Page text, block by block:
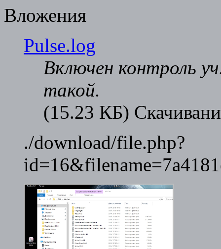
Вложения
Pulse.log
Включен контроль
такой.
(15.23 КБ)
./download/file.php?